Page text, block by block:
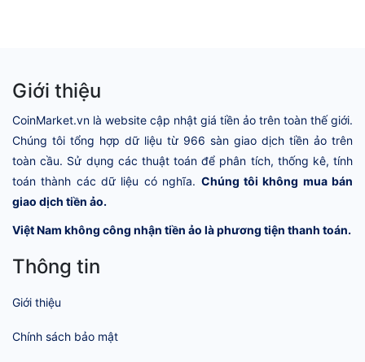
Giới thiệu
CoinMarket.vn là website cập nhật giá tiền ảo trên toàn thế giới.
Chúng tôi tổng hợp dữ liệu từ 966 sàn giao dịch tiền ảo trên
toàn cầu. Sử dụng các thuật toán để phân tích, thống kê, tính
toán thành các dữ liệu có nghĩa. Chúng tôi không mua bán
giao dịch tiền ảo.
Việt Nam không công nhận tiền ảo là phương tiện thanh toán.
Thông tin
Giới thiệu
Chính sách bảo mật